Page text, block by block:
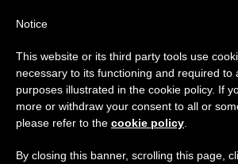
El reconocimiento
las uniones civiles
Aviso importante
Del 27 de julio al 7 de agosto
anual, aprovechando que en el
se generan menos informaciones y
Notice
This website or its third party tools use
necessary to its functioning and required to
purposes illustrated in the cookie policy. If
more or withdraw your consent to all or
please refer to the cookie policy
By closing this banner, scrolling this page,